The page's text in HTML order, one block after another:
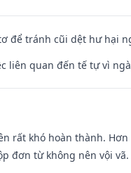
để tránh cũi dệt hư hại
liên quan đến tế tự vì
rất khó hoàn thành.
đơn từ không nên vội vã.